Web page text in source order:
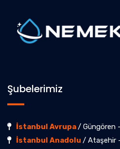
Şubelerimiz
İstanbul Avrupa/ Güngören
İstanbul Anadolu / Ataşehir